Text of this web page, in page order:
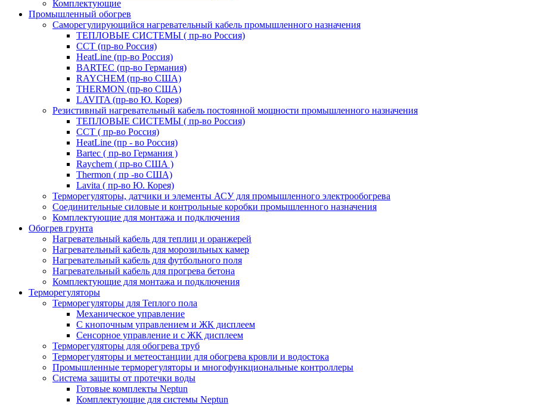
Комплектующие
Промышленный обогрев
Саморегулирующийся нагревательный кабель промышленного назначения
ТЕПЛОВЫЕ СИСТЕМЫ ( пр-во Россия)
ССТ (пр-во Россия)
HeatLine (пр-во Россия)
BARTEC (пр-во Германия)
RAYCHEM (пр-во США)
THERMON (пр-во США)
LAVITA (пр-во Ю. Корея)
Резистивный нагревательный кабель постоянной мощности промышленного назначения
ТЕПЛОВЫЕ СИСТЕМЫ ( пр-во Россия)
ССТ ( пр-во Россия)
HeatLine (пр - во Россия)
Bartec ( пр-во Германия )
Raychem ( пр-во США )
Thermon ( пр -во США)
Lavita ( пр-во Ю. Корея)
Терморегуляторы, датчики и элементы АСУ для промышленного электрообогрева
Соединительные силовые и контрольные коробки промышленного назначения
Комплектующие для монтажа и подключения
Обогрев грунта
Нагревательный кабель для теплиц и оранжерей
Нагревательный кабель для морозильных камер
Нагревательный кабель для футбольного поля
Нагревательный кабель для прогрева бетона
Комплектующие для монтажа и подключения
Терморегуляторы
Терморегуляторы для Теплого пола
Механическое управление
С кнопочным управлением и ЖК дисплеем
Сенсорное управление и с ЖК дисплеем
Терморегуляторы для обогрева труб
Терморегуляторы и метеостанции для обогрева кровли и водостока
Промышленные терморегуляторы и многофункциональные контроллеры
Система защиты от протечки воды
Готовые комплекты Neptun
Комплектующие для системы Neptun